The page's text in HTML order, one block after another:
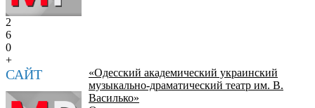
2
6
0
+
САЙТ
«Одесский академический украинский
музыкально-драматический театр им. В.
Василько»